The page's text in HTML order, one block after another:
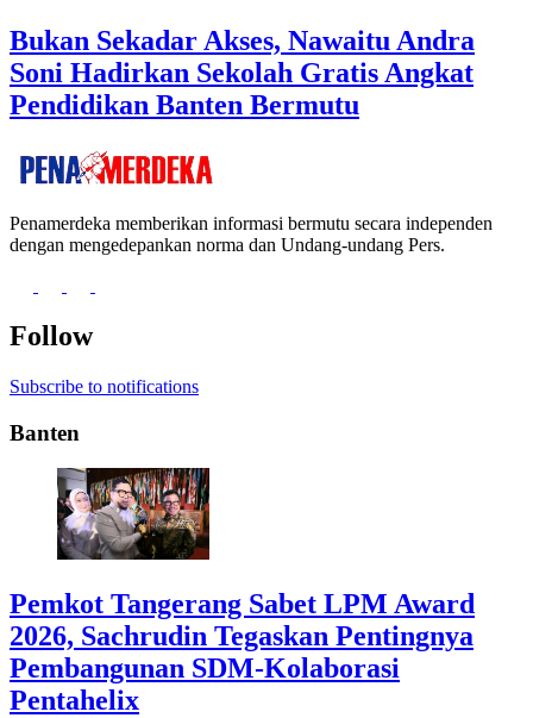
Bukan Sekadar Akses, Nawaitu Andra
Soni Hadirkan Sekolah Gratis Angkat
Pendidikan Banten Bermutu
Penamerdeka memberikan informasi bermutu secara independen
dengan mengedepankan norma dan Undang-undang Pers.
Follow
Subscribe to notifications
Banten
Pemkot Tangerang Sabet LPM Award
2026, Sachrudin Tegaskan Pentingnya
Pembangunan SDM-Kolaborasi
Pentahelix